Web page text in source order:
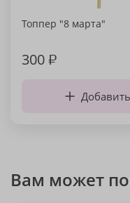
Топпер "8 марта"
300₽
Добавить
Вам может